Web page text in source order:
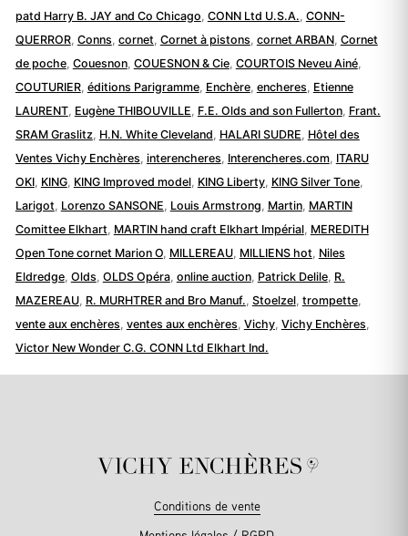
patd Harry B. JAY and Co Chicago CONN Ltd U.S.A. CONN-
QUERROR, Conns cornet Cornet à pistons cornet ARBAN, Cornet
de poche, Couesnon, COUESNON & Cie, COURTOIS Neveu Ainé,
COUTURIER, éditions Parigramme, Enchère, encheres Etienne
LAURENT, Eugène THIBOUVILLE F.E. Olds and son Fullerton, Frant.
SRAM Graslitz H.N. White Cleveland HALARI SUDRE Hôtel des
Ventes Vichy Enchères interencheres Interencheres.com, ITARU
OKI, KING, KING Improved model, KING Liberty, KING Silver Tone,
Larigot Lorenzo SANSONE Louis Armstrong Martin, MARTIN
Comittee Elkhart MARTIN hand craft Elkhart Impérial, MEREDITH
Open Tone cornet Marion O, MILLEREAU, MILLIENS hot Niles
Eldredge, Olds OLDS Opéra, online auction, Patrick Delile, R.
MAZEREAU, R. MURHTRER and Bro Manuf. Stoelzel, trompette,
vente aux enchères ventes aux enchères Vichy, Vichy Enchères
Victor New Wonder C.G. CONN Ltd Elkhart Ind.
Conditions de vente